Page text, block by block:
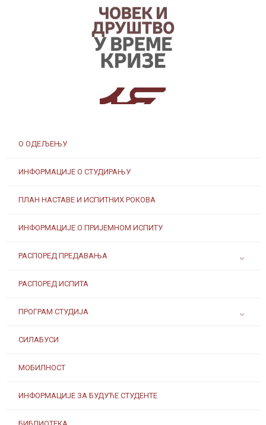
О ОДЕЉЕЊУ
ИНФОРМАЦИЈЕ О СТУДИРАЊУ
ПЛАН НАСТАВЕ И ИСПИТНИХ РОКОВА
ИНФОРМАЦИЈЕ О ПРИЈЕМНОМ ИСПИТУ
РАСПОРЕД ПРЕДАВАЊА
РАСПОРЕД ИСПИТА
ПРОГРАМ СТУДИЈА
СИЛАБУСИ
МОБИЛНОСТ
ИНФОРМАЦИЈЕ ЗА БУДУЋЕ СТУДЕНТЕ
Заштита од сексуалног узнемиравања и уцењивања
Наслеђе Андреја Митровића